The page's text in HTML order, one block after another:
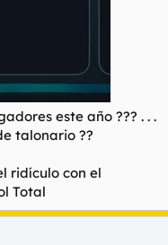
este año ??? . . .
talonario ??
ridículo con el
Total